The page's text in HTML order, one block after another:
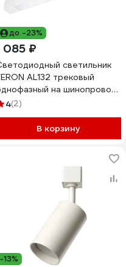
до -23%
085 ₽
светильник
AL132 трековый
на шинопровод
2700K 120 градусов
4(2)
В корзину
-13%